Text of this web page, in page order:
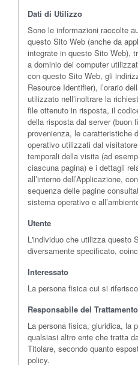
Dati di Utilizzo
Sono le informazioni raccolte
questo Sito Web (anche da
integrate in questo Sito Web),
a dominio dei computer
con questo Sito Web, gli
Resource Identifier), l’orario
utilizzato nell’inoltrare la
file ottenuto in risposta, il
della risposta dal server (buon
provenienza, le caratteristiche
operativo utilizzati dal
temporali della visita (ad
ciascuna pagina) e i dettagli
all’interno dell’Applicazione,
sequenza delle pagine
sistema operativo e
Utente
L'individuo che utilizza questo
diversamente specificato,
Interessato
La persona fisica cui si
Responsabile del
La persona fisica, giuridica, la
qualsiasi altro ente che tratta
Titolare, secondo quanto
policy.